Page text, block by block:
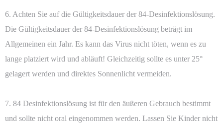
6. Achten Sie auf die Gültigkeitsdauer der 84-Desinfektionslösung.
Die Gültigkeitsdauer der 84-Desinfektionslösung beträgt im
Allgemeinen ein Jahr. Es kann das Virus nicht töten, wenn es zu
lange platziert wird und abläuft! Gleichzeitig sollte es unter 25°
gelagert werden und direktes Sonnenlicht vermeiden.
7. 84 Desinfektionslösung ist für den äußeren Gebrauch bestimmt
und sollte nicht oral eingenommen werden. Lassen Sie Kinder nicht